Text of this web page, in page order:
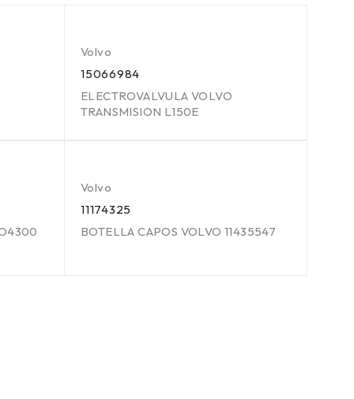
Volvo
15066984
ELECTROVALVULA VOLVO
TRANSMISION L150E
Volvo
11174325
BOTELLA CAPOS VOLVO 11435547